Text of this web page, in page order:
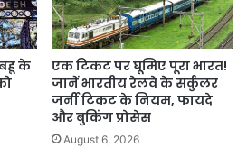
बहू के
एक टिकट पर घूमिए पूरा भारत!
जानें भारतीय रेलवे के सर्कुलर
जर्नी टिकट के नियम, फायदे
और बुकिंग प्रोसेस
August 6, 2026